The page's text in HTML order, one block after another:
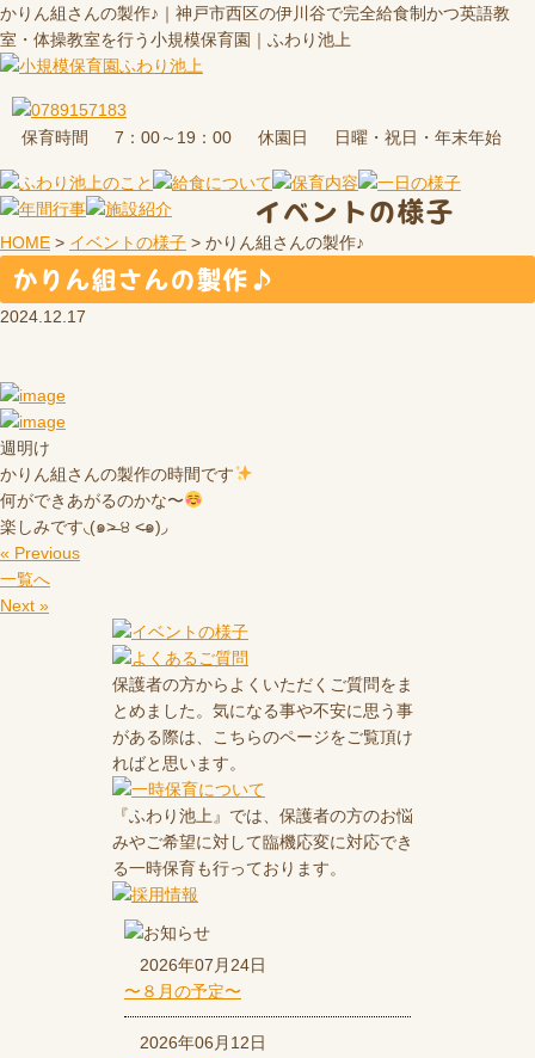
かりん組さんの製作♪｜神戸市西区の伊川谷で完全給食制かつ英語教
室・体操教室を行う小規模保育園｜ふわり池上
保育時間 7：00～19：00 休園日 日曜・祝日・年末年始
イベントの様子
HOME > イベントの様子 > かりん組さんの製作♪
かりん組さんの製作♪
2024.12.17
週明け
かりん組さんの製作の時間です
何ができあがるのかな〜
楽しみです◟(๑˃̶ ੪ ˂̶๑)◞
« Previous
一覧へ
Next »
保護者の方からよくいただくご質問をま
とめました。気になる事や不安に思う事
がある際は、こちらのページをご覧頂け
ればと思います。
『ふわり池上』では、保護者の方のお悩
みやご希望に対して臨機応変に対応でき
る一時保育も行っております。
2026年07月24日
〜８月の予定〜
2026年06月12日